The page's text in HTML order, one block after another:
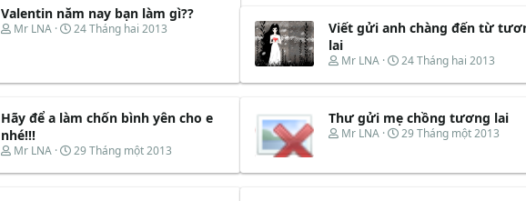
Valentin năm nay bạn làm gì??
T
a
s
t
a
r
t
Mr LNA
N
b
t
ầ
u
24 Tháng hai 2013
Viết gửi anh chàng đến từ
lai
T
r
a
d
a
Mr LNA
N
à
b
ắ
ầ
24 Tháng hai 2013
Hãy để a làm chốn bình yên cho e
nhé!!!
T
r
Mr LNA
N
à
29 Tháng một 2013
Thư gửi mẹ chồng tương lai
T
e
Mr LNA
N
y
29 Tháng một 2013